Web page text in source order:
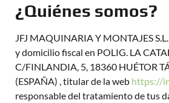
¿Quiénes somos?
JFJ MAQUINARIA Y MONTAJES
y domicilio fiscal en POLIG. LA
C/FINLANDIA, 5, 18360 HUÉTOR
(ESPAÑA) , titular de la web https://
responsable del tratamiento de tus